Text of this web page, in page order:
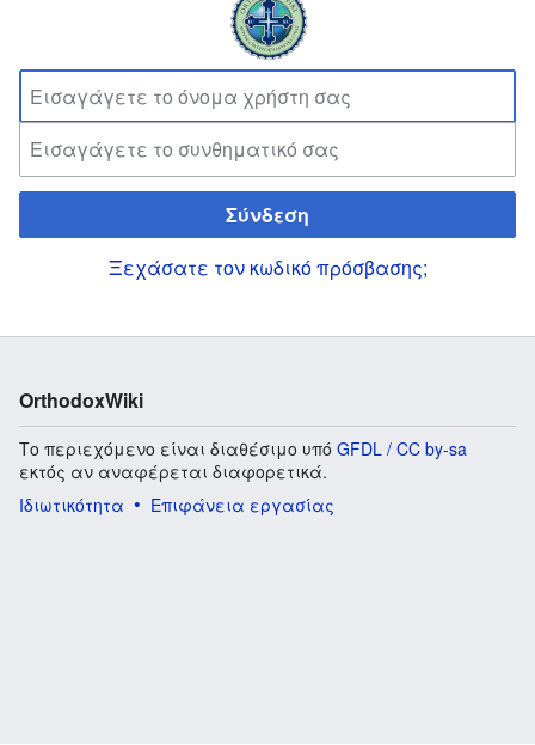
Σύνδεση
Ξεχάσατε τον κωδικό πρόσβασης;
OrthodoxWiki
Το περιεχόμενο είναι διαθέσιμο υπό GFDL / CC by-sa
εκτός αν αναφέρεται διαφορετικά.
Ιδιωτικότητα
Επιφάνεια εργασίας